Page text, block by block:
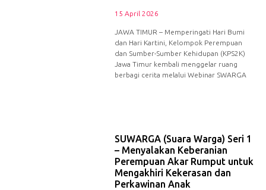
15 April 2026
JAWA TIMUR – Memperingati Hari Bumi
dan Hari Kartini, Kelompok Perempuan
dan Sumber-Sumber Kehidupan (KPS2K)
Jawa Timur kembali menggelar ruang
berbagi cerita melalui Webinar SWARGA
SUWARGA (Suara Warga) Seri 1
– Menyalakan Keberanian
Perempuan Akar Rumput untuk
Mengakhiri Kekerasan dan
Perkawinan Anak